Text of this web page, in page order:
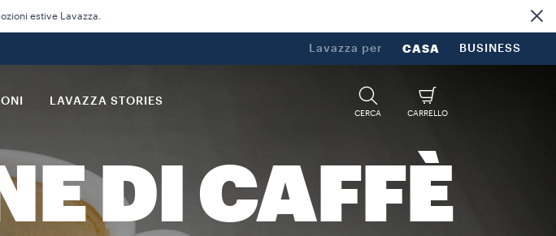
estive Lavazza.
Lavazza per CASA BUSINESS
LAVAZZA STORIES
CERCA CARRELLO
DI CAFFÈ